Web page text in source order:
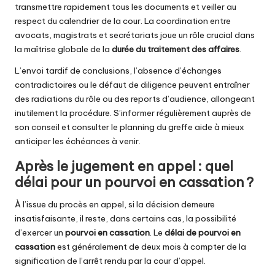
transmettre rapidement tous les documents et veiller au
respect du calendrier de la cour. La coordination entre
avocats, magistrats et secrétariats joue un rôle crucial dans
la maîtrise globale de la durée du traitement des affaires.
L’envoi tardif de conclusions, l’absence d’échanges
contradictoires ou le défaut de diligence peuvent entraîner
des radiations du rôle ou des reports d’audience, allongeant
inutilement la procédure. S’informer régulièrement auprès de
son conseil et consulter le planning du greffe aide à mieux
anticiper les échéances à venir.
Après le jugement en appel : quel
délai pour un pourvoi en cassation ?
À l’issue du procès en appel, si la décision demeure
insatisfaisante, il reste, dans certains cas, la possibilité
d’exercer un pourvoi en cassation. Le délai de pourvoi en
cassationest généralement de deux mois à compter de la
signification de l’arrêt rendu par la cour d’appel.